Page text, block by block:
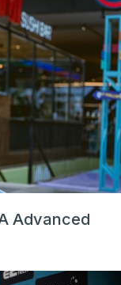
Advanced